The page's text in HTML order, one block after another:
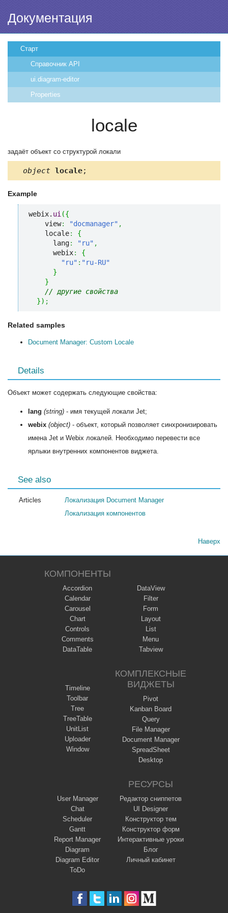
Документация
Старт
Справочник API
ui.diagram-editor
Properties
locale
задаёт объект со структурой локали
object locale;
Example
webix. ui ({
    view
: "docmanager" ,
    locale
:
{
      lang
: "ru" ,
      webix
:
{
"ru" : "ru-RU"
}
}
// другие свойства
}) ;
Related samples
Document Manager: Custom Locale
Details
Объект может содержать следующие свойства:
lang (string) - имя текущей локали Jet;
webix (object) - объект, который позволяет синхронизировать
имена Jet и Webix локалей. Необходимо перевести все
ярлыки внутренних компонентов виджета.
See also
Articles
Локализация Document Manager
Локализация компонентов
Наверх
КОМПОНЕНТЫ
Accordion
Calendar
Carousel
Chart
Controls
Comments
DataTable
DataView
Filter
Form
Layout
List
Menu
Tabview
Timeline
Toolbar
Tree
TreeTable
UnitList
Uploader
Window
КОМПЛЕКСНЫЕ
ВИДЖЕТЫ
Pivot
Kanban Board
Query
File Manager
Document Manager
SpreadSheet
Desktop
User Manager
Chat
Scheduler
Gantt
Report Manager
Diagram
Diagram Editor
ToDo
РЕСУРСЫ
Редактор сниппетов
UI Designer
Конструктор тем
Конструктор форм
Интерактивные уроки
Блог
Личный кабинет